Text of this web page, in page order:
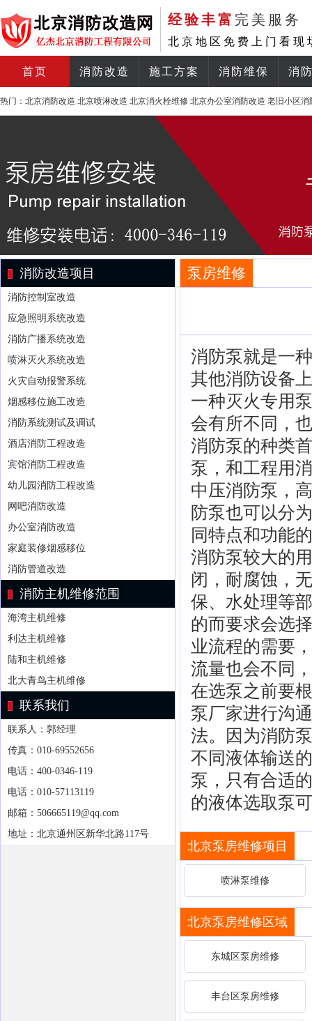
经验丰富 完美服务
北京地区免费上门看现
首页 消防改造 施工方案 消防维保 消
热门： 北京消防改造 北京喷淋改造 北京消火栓维修 北京办公室消防改造 老旧小区消
消防改造项目
消防控制室改造
应急照明系统改造
消防广播系统改造
喷淋灭火系统改造
火灾自动报警系统
烟感移位施工改造
消防系统测试及调试
酒店消防工程改造
宾馆消防工程改造
幼儿园消防工程改造
网吧消防改造
办公室消防改造
家庭装修烟感移位
消防管道改造
消防主机维修范围
海湾主机维修
利达主机维修
陆和主机维修
北大青鸟主机维修
联系我们
联系人：郭经理
传真：010-69552656
电话：400-0346-119
电话：010-57113119
邮箱：506665119@qq.com
地址：北京通州区新华北路117号
泵房维修
消防泵就是一
其他消防设备
一种灭火专用
会有所不同，
消防泵的种类
泵，和工程用
中压消防泵，
防泵也可以分
同特点和功能
消防泵较大的
闭，耐腐蚀，
保、水处理等
的而要求会选
业流程的需要
流量也会不同
在选泵之前要
泵厂家进行沟
法。因为消防
不同液体输送
泵，只有合适
的液体选取泵
北京泵房维修项目
喷淋泵维修
北京泵房维修区域
东城区泵房维修
丰台区泵房维修